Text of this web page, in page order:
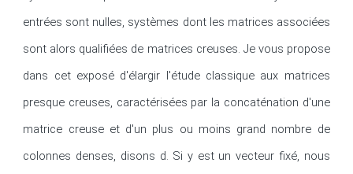
entrées sont nulles, systèmes dont les matrices associées
sont alors qualifiées de matrices creuses. Je vous propose
dans cet exposé d'élargir l'étude classique aux matrices
presque creuses, caractérisées par la concaténation d'une
matrice creuse et d'un plus ou moins grand nombre de
colonnes denses, disons d. Si y est un vecteur fixé, nous